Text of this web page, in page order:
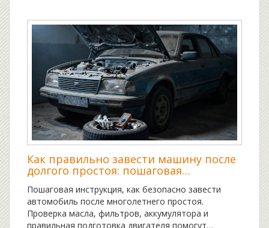
Как правильно завести машину после
долгого простоя: пошаговая
инструкция для сохранения двигателя
Пошаговая инструкция, как безопасно завести
автомобиль после многолетнего простоя.
Проверка масла, фильтров, аккумулятора и
правильная подготовка двигателя помогут